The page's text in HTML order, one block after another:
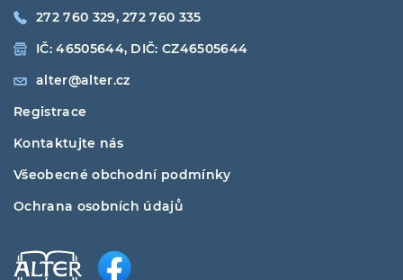
272 760 329, 272 760 335
IČ: 46505644, DIČ: CZ46505644
alter@alter.cz
Registrace
Kontaktujte nás
Všeobecné obchodní podmínky
Ochrana osobních údajů